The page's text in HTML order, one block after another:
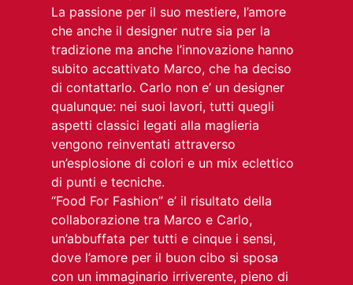
La passione per il suo mestiere, l’amore
che anche il designer nutre sia per la
tradizione ma anche l’innovazione hanno
subito accattivato Marco, che ha deciso
di contattarlo. Carlo non e’ un designer
qualunque: nei suoi lavori, tutti quegli
aspetti classici legati alla maglieria
vengono reinventati attraverso
un’esplosione di colori e un mix eclettico
di punti e tecniche.
“Food For Fashion” e’ il risultato della
collaborazione tra Marco e Carlo,
un’abbuffata per tutti e cinque i sensi,
dove l’amore per il buon cibo si sposa
con un immaginario irriverente, pieno di